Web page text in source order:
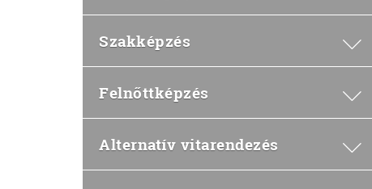
Szakképzés
Felnőttképzés
Alternatív vitarendezés